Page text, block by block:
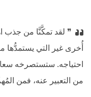
❞ لقد تمكَّنَّا من جذب
أُخرى غير التي يستمدُّها
احتياجه. ستستصرخه
من التعبير عنه، فمن